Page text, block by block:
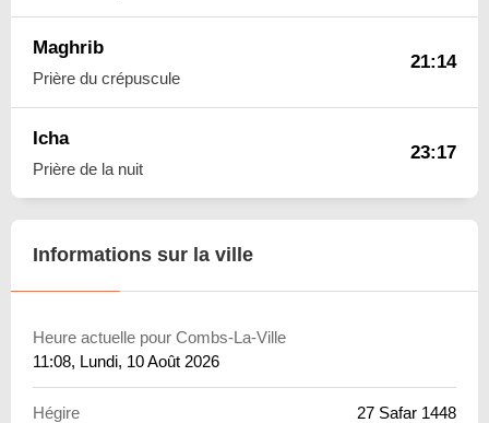
Maghrib
Prière du crépuscule
21:14
Icha
Prière de la nuit
23:17
Informations sur la ville
Heure actuelle pour Combs-La-Ville
11:08, Lundi, 10 Août 2026
Hégire 27 Safar 1448